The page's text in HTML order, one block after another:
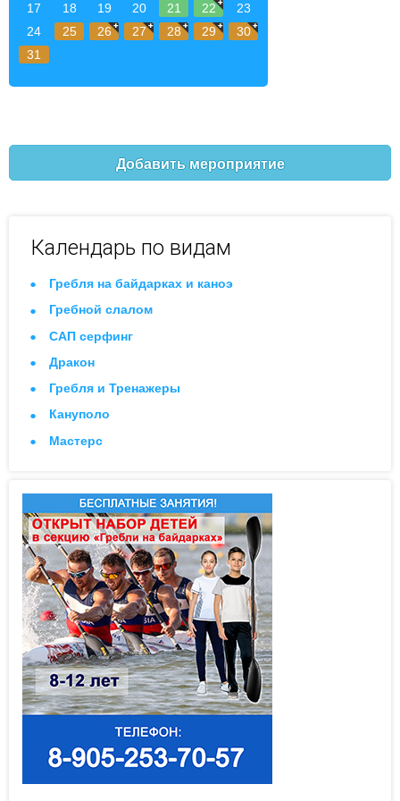
17
18 19 20 21 22
23
24
25 26 27 28 29
30
31
Добавить мероприятие
Календарь по видам
Гребля на байдарках и каноэ
Гребной слалом
САП серфинг
Дракон
Гребля и Тренажеры
Кануполо
Мастерс